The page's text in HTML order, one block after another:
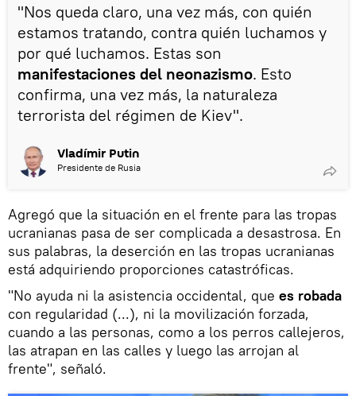
"Nos queda claro, una vez más, con quién
estamos tratando, contra quién luchamos y
por qué luchamos. Estas son
manifestaciones del neonazismo. Esto
confirma, una vez más, la naturaleza
terrorista del régimen de Kiev".
Vladímir Putin
Presidente de Rusia
Agregó que la situación en el frente para las tropas
ucranianas pasa de ser complicada a desastrosa. En
sus palabras, la deserción en las tropas ucranianas
está adquiriendo proporciones catastróficas.
"No ayuda ni la asistencia occidental, que es robada
con regularidad (...), ni la movilización forzada,
cuando a las personas, como a los perros callejeros,
las atrapan en las calles y luego las arrojan al
frente", señaló.